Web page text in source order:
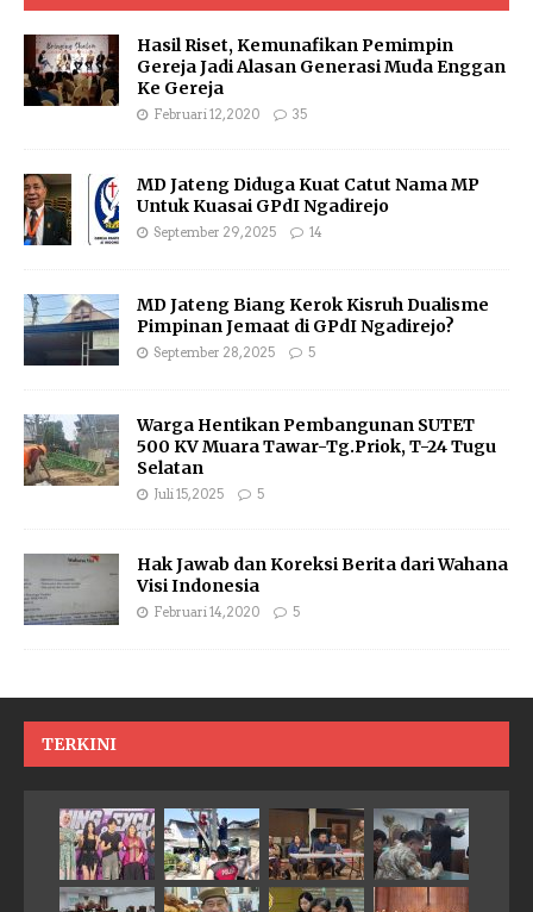
Hasil Riset, Kemunafikan Pemimpin
Gereja Jadi Alasan Generasi Muda Enggan
Ke Gereja
Februari 12, 2020 35
MD Jateng Diduga Kuat Catut Nama MP
Untuk Kuasai GPdI Ngadirejo
September 29, 2025 14
MD Jateng Biang Kerok Kisruh Dualisme
Pimpinan Jemaat di GPdI Ngadirejo?
September 28, 2025 5
Warga Hentikan Pembangunan SUTET
500 KV Muara Tawar-Tg.Priok, T-24 Tugu
Selatan
Juli 15, 2025 5
Hak Jawab dan Koreksi Berita dari Wahana
Visi Indonesia
Februari 14, 2020 5
TERKINI